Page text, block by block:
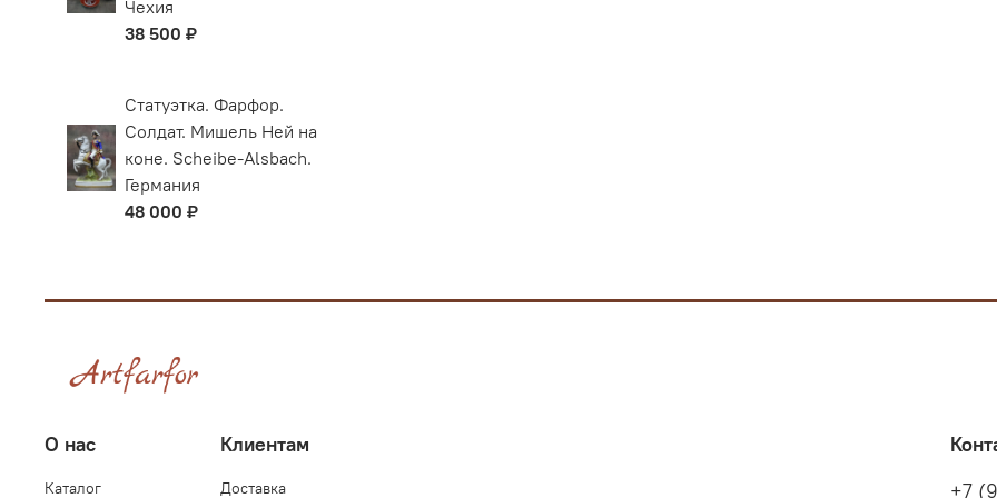
Чехия
38 500 ₽
Статуэтка. Фарфор.
Солдат. Мишель Ней на
коне. Scheibe-Alsbach.
Германия
48 000 ₽
О нас
Каталог
Клиентам
Доставка
+7